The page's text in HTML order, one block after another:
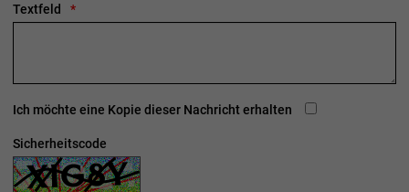
Textfeld
Ich möchte eine Kopie dieser Nachricht erhalten
Sicherheitscode